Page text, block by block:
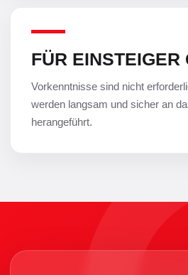
FÜR EINSTEIGER
Vorkenntnisse sind nicht
werden langsam und sicher an
herangeführt.